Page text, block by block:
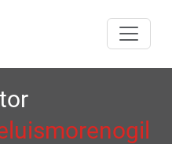
ose
SERVICIOS DE